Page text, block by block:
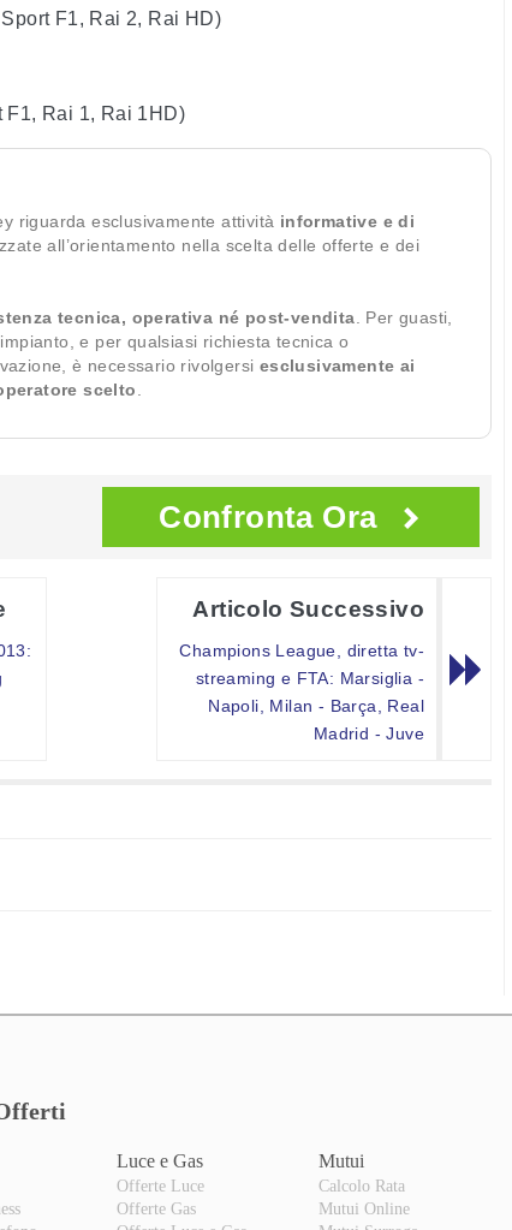
F1, Rai 2, Rai HD)
F1, Rai 1, Rai 1HD)
riguarda esclusivamente attività informative e di
all’orientamento nella scelta delle offerte e dei
tecnica, operativa né post-vendita . Per guasti,
e per qualsiasi richiesta tecnica o
è necessario rivolgersi esclusivamente ai
scelto
Confronta Ora
Articolo Successivo
Champions League, diretta tv-
streaming e FTA: Marsiglia -
Napoli, Milan - Barça, Real
Madrid - Juve
Luce e Gas
Offerte Luce
Offerte Gas
Mutui
Calcolo Rata
Mutui Online